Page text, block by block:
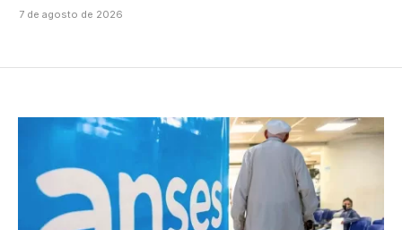
7 de agosto de 2026